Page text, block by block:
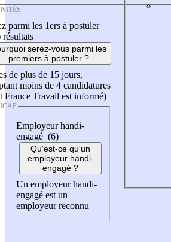
parmi les 1ers à postuler
résultats
serez-vous parmi les
premiers à postuler ?
de plus de 15 jours,
moins de 4 candidatures
France Travail est informé)
Employeur handi-
engagé (6)
Qu'est-ce qu'un
employeur handi-
engagé ?
Un employeur handi-
engagé est un
employeur reconnu